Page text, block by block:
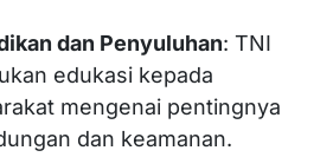
dan Penyuluhan: TNI
edukasi kepada
mengenai pentingnya
dan keamanan.